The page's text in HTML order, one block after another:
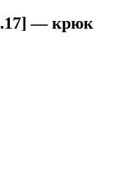
— крюк